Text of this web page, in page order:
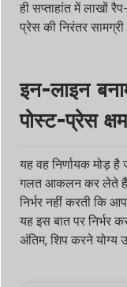
ही सप्ताहांत में लाखों
प्रेस की निरंतर
इन-लाइन
पोस्ट-प्रेस
यह वह निर्णायक मोड़ है
गलत आकलन कर लेते हैं।
निर्भर नहीं करती कि
यह इस बात पर निर्भर
अंतिम, शिप करने योग्य